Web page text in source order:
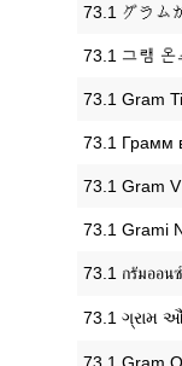
‎73.1 グラム
‎73.1 그램 온
‎73.1 Gram
‎73.1 Грамм
‎73.1 Gram
‎73.1 Grami
‎73.1 กรัมออนซ์
‎73.1 ગ્રામ